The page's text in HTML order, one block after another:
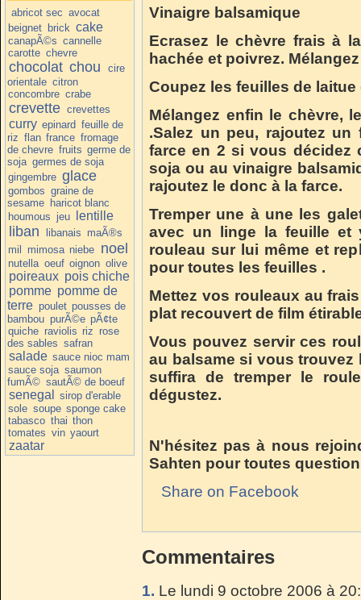
abricot sec avocat
beignet brick cake
canapÃ©s cannelle
carotte chevre
chocolat chou
cire
orientale citron
concombre crabe
crevette crevettes
curry epinard feuille de
riz flan france fromage
de chevre fruits germe de
soja germes de soja
gingembre glace
gombos graine de
sesame haricot blanc
houmous jeu lentille
liban libanais maÃ®s
mil mimosa niebe noel
nutella oeuf oignon olive
poireaux pois chiche
pomme pomme de
terre poulet pousses de
bambou purÃ©e pÃ¢te
quiche raviolis riz rose
des sables safran
salade sauce nioc mam
sauce soja saumon
fumÃ© sautÃ© de boeuf
senegal
sirop d'erable
sole soupe sponge cake
tabasco thai thon
tomates vin yaourt
zaatar
Vinaigre balsamique
Ecrasez le chèvre frais à
hachée et poivrez. Mélangez
Coupez les feuilles de
Mélangez enfin le chèvre,
.Salez un peu, rajoutez un
farce en 2 si vous décidez
soja ou au vinaigre
rajoutez le donc à la farce.
Tremper une à une les
avec un linge la feuille et
rouleau sur lui même et
pour toutes les feuilles .
Mettez vos rouleaux au
plat recouvert de film
Vous pouvez servir ces
au balsame si vous trouvez
suffira de tremper le
dégustez.
N'hésitez pas à nous
Sahten pour toutes
Share on Facebook
Commentaires
1. Le lundi 9 octobre 2006 à